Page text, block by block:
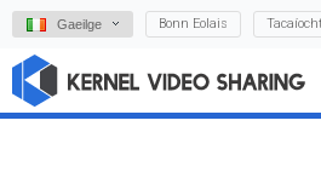
Gaeilge Bonn Eolais Tacaíocht